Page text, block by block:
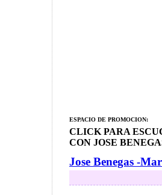
ESPACIO DE PROMOCION:
CLICK PARA
CON JOSE
Jose Benegas -